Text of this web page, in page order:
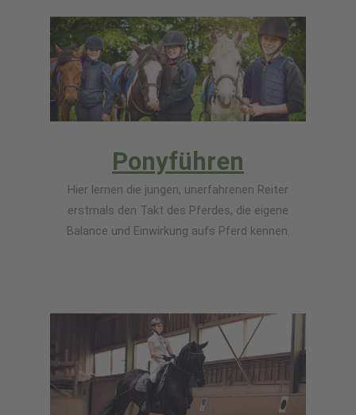
Ponyführen
​Hier lernen die jungen, unerfahrenen Reiter
erstmals den Takt des Pferdes, die eigene
Balance und Einwirkung aufs Pferd kennen.